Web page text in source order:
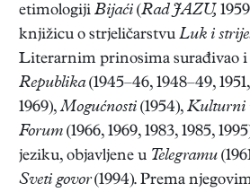
etimologiji Bijaći (Rad JAZU,
knjižicu o strjeličarstvu Luk i
Literarnim prinosima surađivao i
Republika(1945–46, 1948–49,
1969),Mogućnosti (1954), Kulturni
Forum (1966, 1969, 1983, 1985,
jeziku, objavljene u Telegramu
Sveti govor(1994). Prema